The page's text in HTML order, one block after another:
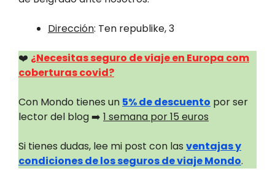
Dirección: Ten republike, 3
❤️ ¿Necesitas seguro de viaje en Europa com
coberturas covid?
Con Mondo tienes un 5% de descuento por ser
lector del blog ➡️ 1 semana por 15 euros
Si tienes dudas, lee mi post con las ventajas y
condiciones de los seguros de viaje Mondo.